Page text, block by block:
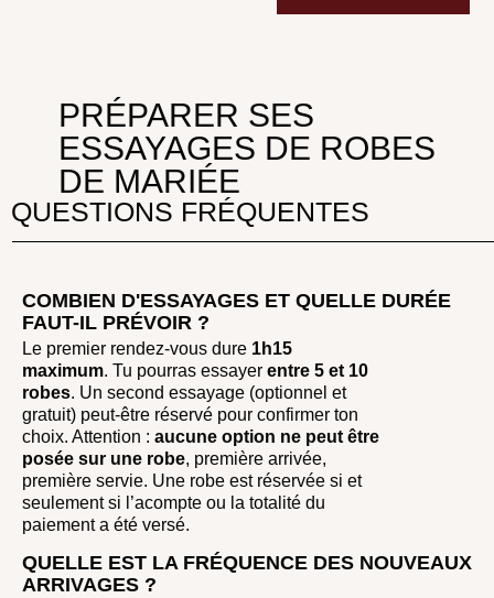
PRÉPARER SES
ESSAYAGES DE ROBES
DE MARIÉE
QUESTIONS FRÉQUENTES
COMBIEN D'ESSAYAGES ET QUELLE DURÉE
FAUT-IL PRÉVOIR ?
Le premier rendez-vous dure 1h15
maximum. Tu pourras essayer entre 5 et 10
robes. Un second essayage (optionnel et
gratuit) peut-être réservé pour confirmer ton
choix. Attention : aucune option ne peut être
posée sur une robe, première arrivée,
première servie. Une robe est réservée si et
seulement si l’acompte ou la totalité du
paiement a été versé.
QUELLE EST LA FRÉQUENCE DES NOUVEAUX
ARRIVAGES ?